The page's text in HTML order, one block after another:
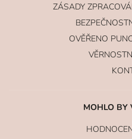
ZÁSADY
OVĚŘENO
MOHLO BY